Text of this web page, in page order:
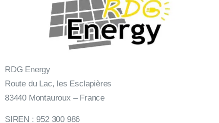
RDG Energy
Route du Lac, les Esclapières
83440 Montauroux – France
SIREN : 952 300 986